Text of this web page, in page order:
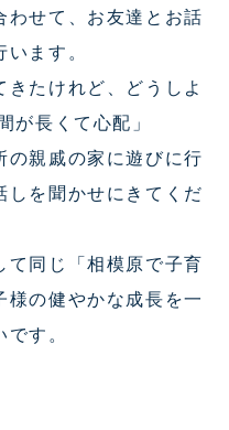
わせて、お友達とお話
ます。
きたけれど、どうしよ
が長くて心配」
の親戚の家に遊びに行
しを聞かせにきてくだ
て同じ「相模原で子育
様の健やかな成長を一
す。